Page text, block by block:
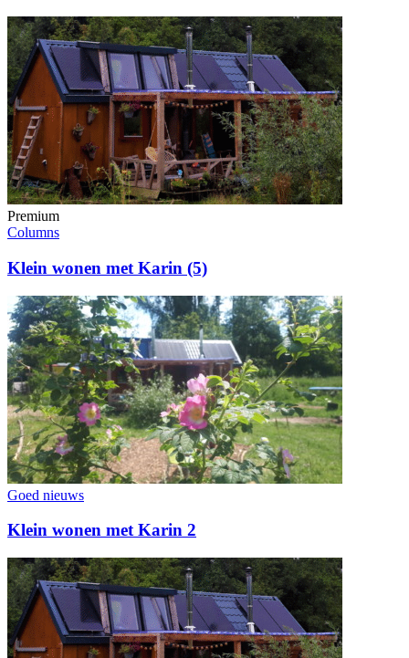
Premium
Columns
Klein wonen met Karin (5)
Goed nieuws
Klein wonen met Karin 2